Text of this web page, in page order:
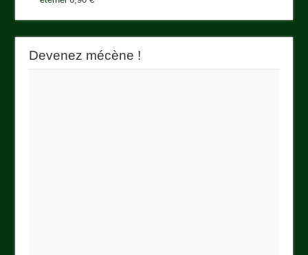
Devenez mécène !